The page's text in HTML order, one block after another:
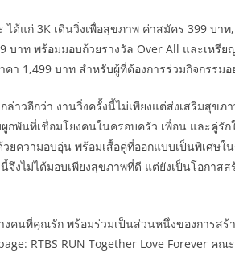
ด้แก่ 3K เดินวิ่งเพื่อสุขภาพ ค่าสมัคร 399 บา
บาท พร้อมมอบถ้วยรางวัล Over All และเหรี
คา 1,499 บาท สำหรับผู้ที่ต้องการร่วมกิจกรรมอ
วอีกว่า งานวิ่งครั้งนี้ไม่เพียงแต่ส่งเสริมสุขภ
กพันที่เชื่อมโยงคนในครอบครัว เพื่อน และคู่รั
ยความอบอุ่น พร้อมเสื้อคู่ที่ออกแบบเป็นพิเศษ
จึงไม่ได้มอบเพียงสุขภาพที่ดี แต่ยังเป็นโอกาส
งคนที่คุณรัก พร้อมร่วมเป็นส่วนหนึ่งของการส
RTBS RUN Together Love Forever ค